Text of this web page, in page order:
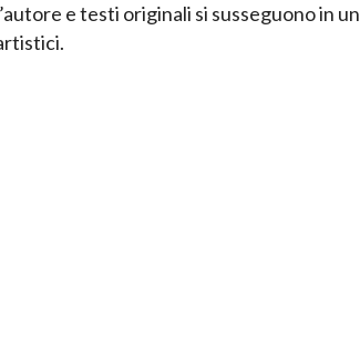
e testi originali si susseguono in un